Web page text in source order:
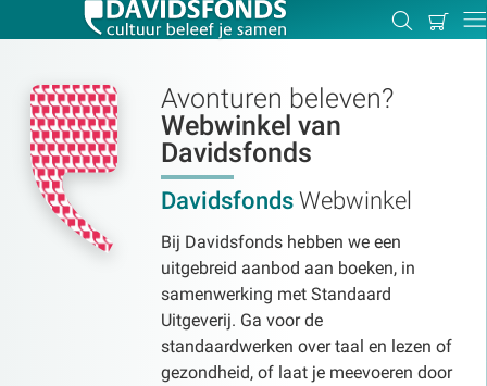
Zoeken
Mijn
Avonturen beleven?
Webwinkel van
Davidsfonds
DavidsfondsWebwinkel
Bij Davidsfonds hebben we een
uitgebreid aanbod aan boeken, in
samenwerking met Standaard
Uitgeverij. Ga voor de
standaardwerken over taal en lezen of
gezondheid, of laat je meevoeren door
Zoek:
Zoeken